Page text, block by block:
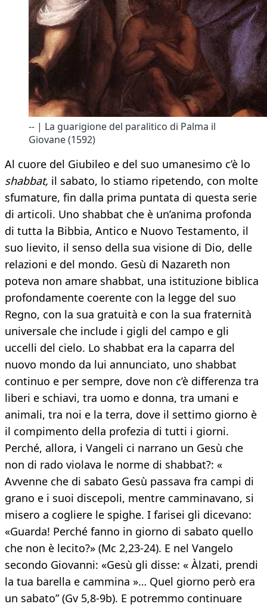
-- | La guarigione del paralitico di Palma il
Giovane (1592)
Al cuore del Giubileo e del suo umanesimo c’è lo
shabbat, il sabato, lo stiamo ripetendo, con molte
sfumature, fin dalla prima puntata di questa serie
di articoli. Uno shabbat che è un’anima profonda
di tutta la Bibbia, Antico e Nuovo Testamento, il
suo lievito, il senso della sua visione di Dio, delle
relazioni e del mondo. Gesù di Nazareth non
poteva non amare shabbat, una istituzione biblica
profondamente coerente con la legge del suo
Regno, con la sua gratuità e con la sua fraternità
universale che include i gigli del campo e gli
uccelli del cielo. Lo shabbat era la caparra del
nuovo mondo da lui annunciato, uno shabbat
continuo e per sempre, dove non c’è differenza tra
liberi e schiavi, tra uomo e donna, tra umani e
animali, tra noi e la terra, dove il settimo giorno è
il compimento della profezia di tutti i giorni.
Perché, allora, i Vangeli ci narrano un Gesù che
non di rado violava le norme di shabbat?: «
Avvenne che di sabato Gesù passava fra campi di
grano e i suoi discepoli, mentre camminavano, si
misero a cogliere le spighe. I farisei gli dicevano:
«Guarda! Perché fanno in giorno di sabato quello
che non è lecito?» (Mc 2,23-24). E nel Vangelo
secondo Giovanni: «Gesù gli disse: « Àlzati, prendi
la tua barella e cammina »… Quel giorno però era
un sabato” (Gv 5,8-9b). E potremmo continuare